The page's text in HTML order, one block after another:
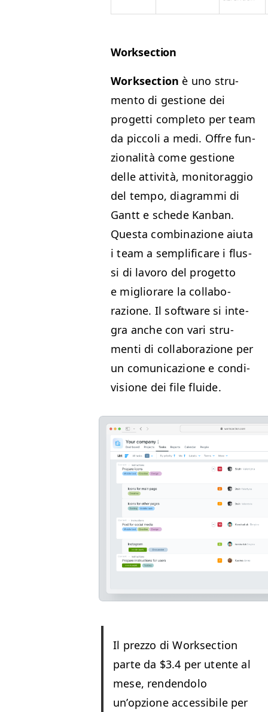
Work­sec­tion
Work­sec­tion è uno stru­
men­to di ges­tione dei
prog­et­ti com­ple­to per team
da pic­coli a medi. Offre fun­
zion­al­ità come ges­tione
delle attiv­ità, mon­i­tor­ag­gio
del tem­po, dia­gram­mi di
Gantt e schede Kan­ban.
Ques­ta com­bi­nazione aiu­ta
i team a sem­pli­fi­care i flus­
si di lavoro del prog­et­to
e miglio­rare la col­lab­o­
razione. Il soft­ware si inte­
gra anche con vari stru­
men­ti di col­lab­o­razione per
un comu­ni­cazione e con­di­
vi­sione dei file fluide.
Il prez­zo di Work­sec­tion
parte da $3.4 per utente al
mese, ren­den­do­lo
un’opzione acces­si­bile per